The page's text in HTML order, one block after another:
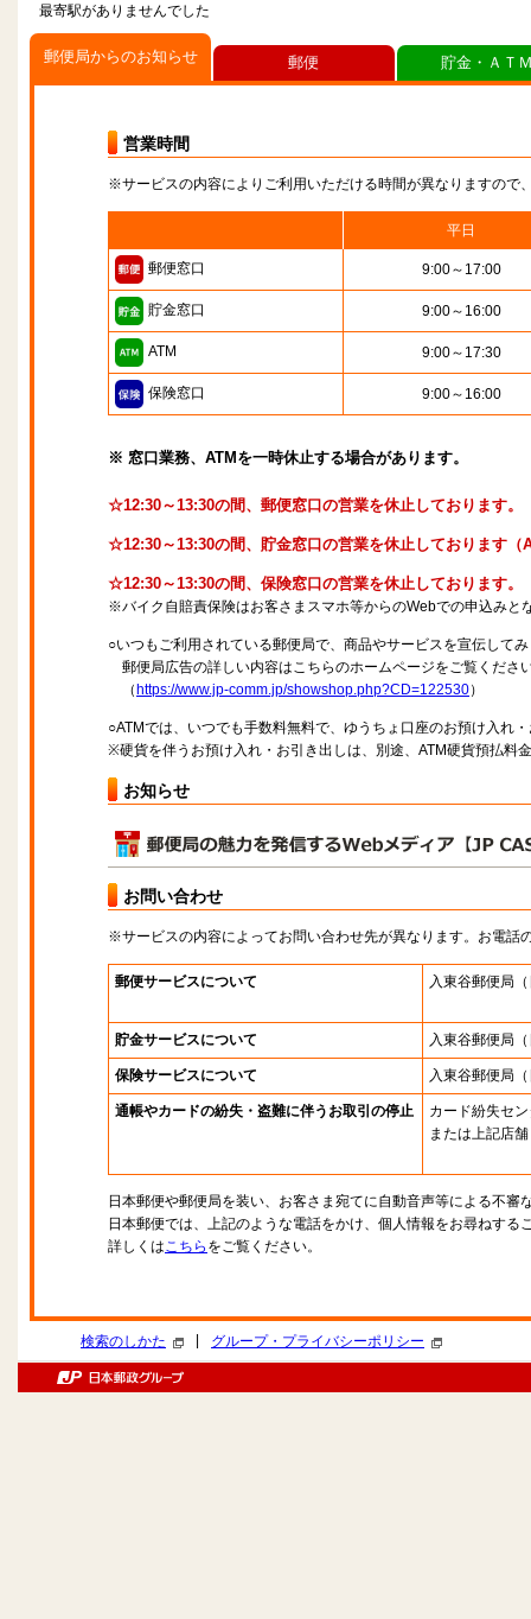
最寄駅がありませんでした
郵便局からのお知らせ
営業時間
※サービスの内容によりご利用いただける時間が異なりますので
平日
郵便窓口 9:00～17:00
貯金窓口 9:00～16:00
ATM 9:00～17:30
保険窓口 9:00～16:00
※ 窓口業務、ATMを一時休止する場合があります。
☆12:30～13:30の間、郵便窓口の営業を休止しております。
☆12:30～13:30の間、貯金窓口の営業を休止しております（
☆12:30～13:30の間、保険窓口の営業を休止しております。
※バイク自賠責保険はお客さまスマホ等からのWebでの申込みと
○いつもご利用されている郵便局で、商品やサービスを宣伝して
郵便局広告の詳しい内容はこちらのホームページをご覧くださ
（ https://www.jp-comm.jp/showshop.php?CD=122530）
○ATMでは、いつでも手数料無料で、ゆうちょ口座のお預け入れ
※硬貨を伴うお預け入れ・お引き出しは、別途、ATM硬貨預払料
お知らせ
お問い合わせ
※サービスの内容によってお問い合わせ先が異なります。お電話
郵便サービスについて 入東谷郵便局
貯金サービスについて 入東谷郵便局
保険サービスについて 入東谷郵便局
通帳やカードの紛失・盗難に伴うお取引の停止
カード紛失セ
または上記店舗
日本郵便や郵便局を装い、お客さま宛てに自動音声等による不審
日本郵便では、上記のような電話をかけ、個人情報をお尋ねする
詳しくはこちら をご覧ください。
郵便 貯金・ＡＴ
検索のしかた グループ・プライバシーポリシー